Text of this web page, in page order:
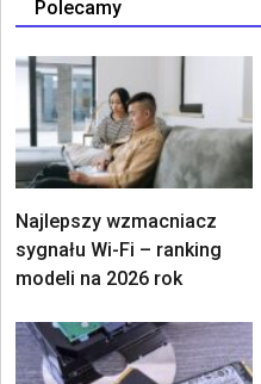
Polecamy
Najlepszy wzmacniacz
sygnału Wi-Fi – ranking
modeli na 2026 rok